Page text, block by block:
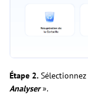
Étape 2.
Analyser».